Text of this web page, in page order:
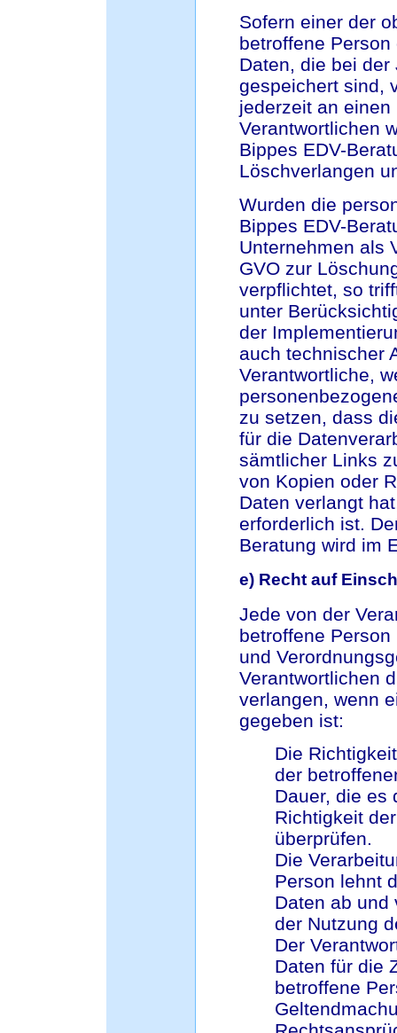
Sofern einer der
betroffene
Daten, die bei der
gespeichert sind,
jederzeit an
Verantwortlichen
Bippes EDV-
Löschverlangen
Wurden die
Bippes EDV-
Unternehmen als
GVO zur
verpflichtet, so
unter
der
auch technischer
Verantwortliche,
zu setzen, dass
für die
sämtlicher Links
von Kopien oder
Daten verlangt
erforderlich ist.
Beratung wird im
e) Recht auf
Jede von der
betroffene
und
Verantwortlichen
verlangen, wenn
gegeben ist:
Die
der
Dauer, die es
Richtigkeit
überprüfen.
Die
Person lehnt
Daten ab und
der Nutzung
Der
Daten für die
betroffene